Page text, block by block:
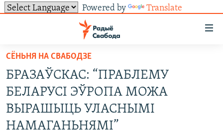
Powered by Translate
ўнівэрсальнага
доступу
Перайсьці
да
галоўнага
зьместу
Перайсьці
да
ВІДЭА І ФОТА
ЛЮДЗІ
ТОЛЬКІ НА СВАБОДЗЕ
ТЭСТЫ
БЛОГІ
СУВЯЗЬ
АБЫСЬЦІ БЛЯКАВАНЬНЕ
ПАДПІСАЦЦА
СЁНЬНЯ НА СВАБОДЗЕ
БРАЗАЎСКАС: “ПРАБЛЕМУ
БЕЛАРУСІ ЭЎРОПА МОЖА
ВЫРАШЫЦЬ УЛАСНЫМІ
НАМАГАНЬНЯМІ”